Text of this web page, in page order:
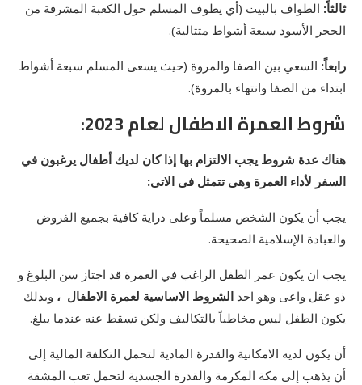
ثالثاً: الطواف بالبيت (أي يطوف المسلم حول الكعبة المشرفة من
الحجر الأسود سبعة أشواط متتالية).
رابعاً: السعي بين الصفا والمروة (حيث يسعى المسلم سبعة أشواط
ابتداء من الصفا وانتهاء بالمروة).
شروط العمرة الاطفال لعام 2023 :
هناك عدة شروط يجب الالتزام بها إذا كان لديك أطفال يرغبون في
السفر لأداء العمرة وهى تتمثل فى الاتى:
يجب أن يكون الشخص مسلماً وعلى دراية كافية بجميع الفروض
والعبادة الإسلامية الصحيحة.
يجب ان يكون عمر الطفل الراغب في العمرة قد اجتاز سن البلوغ و
ذو عقل واعى وهو احد الشروط الاساسية لعمرة الاطفال ، وبذلك
يكون الطفل ليس مخاطباً بالتكاليف ولكن تسقط عنه عندما يبلغ.
أن يكون لديه الامكانية والقدرة المادية لتحمل التكلفة المالية إلى
أن يذهب إلى مكة المكرمة والقدرة الجسدية لتحمل تعب المشقة